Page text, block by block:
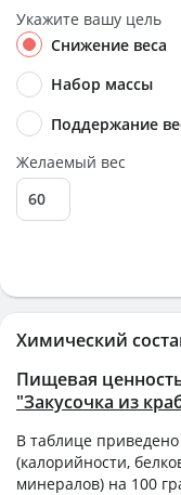
Химический
Пищевая
"Закусочка из
В таблице
(калорийности,
минералов) на 100
Укажите вашу цель
Снижение веса
Набор массы
Поддержание
Желаемый вес